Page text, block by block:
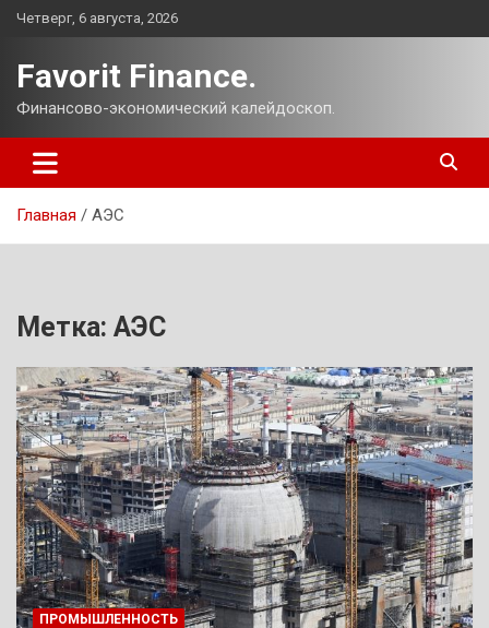
Перейти
Четверг, 6 августа, 2026
Favorit Finance.
Финансово-экономический калейдоскоп.
Главная АЭС
Метка: АЭС
ПРОМЫШЛЕННОСТЬ